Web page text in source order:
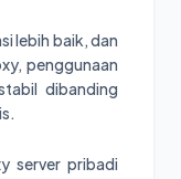
lebih baik, dan
penggunaan
dibanding
server pribadi